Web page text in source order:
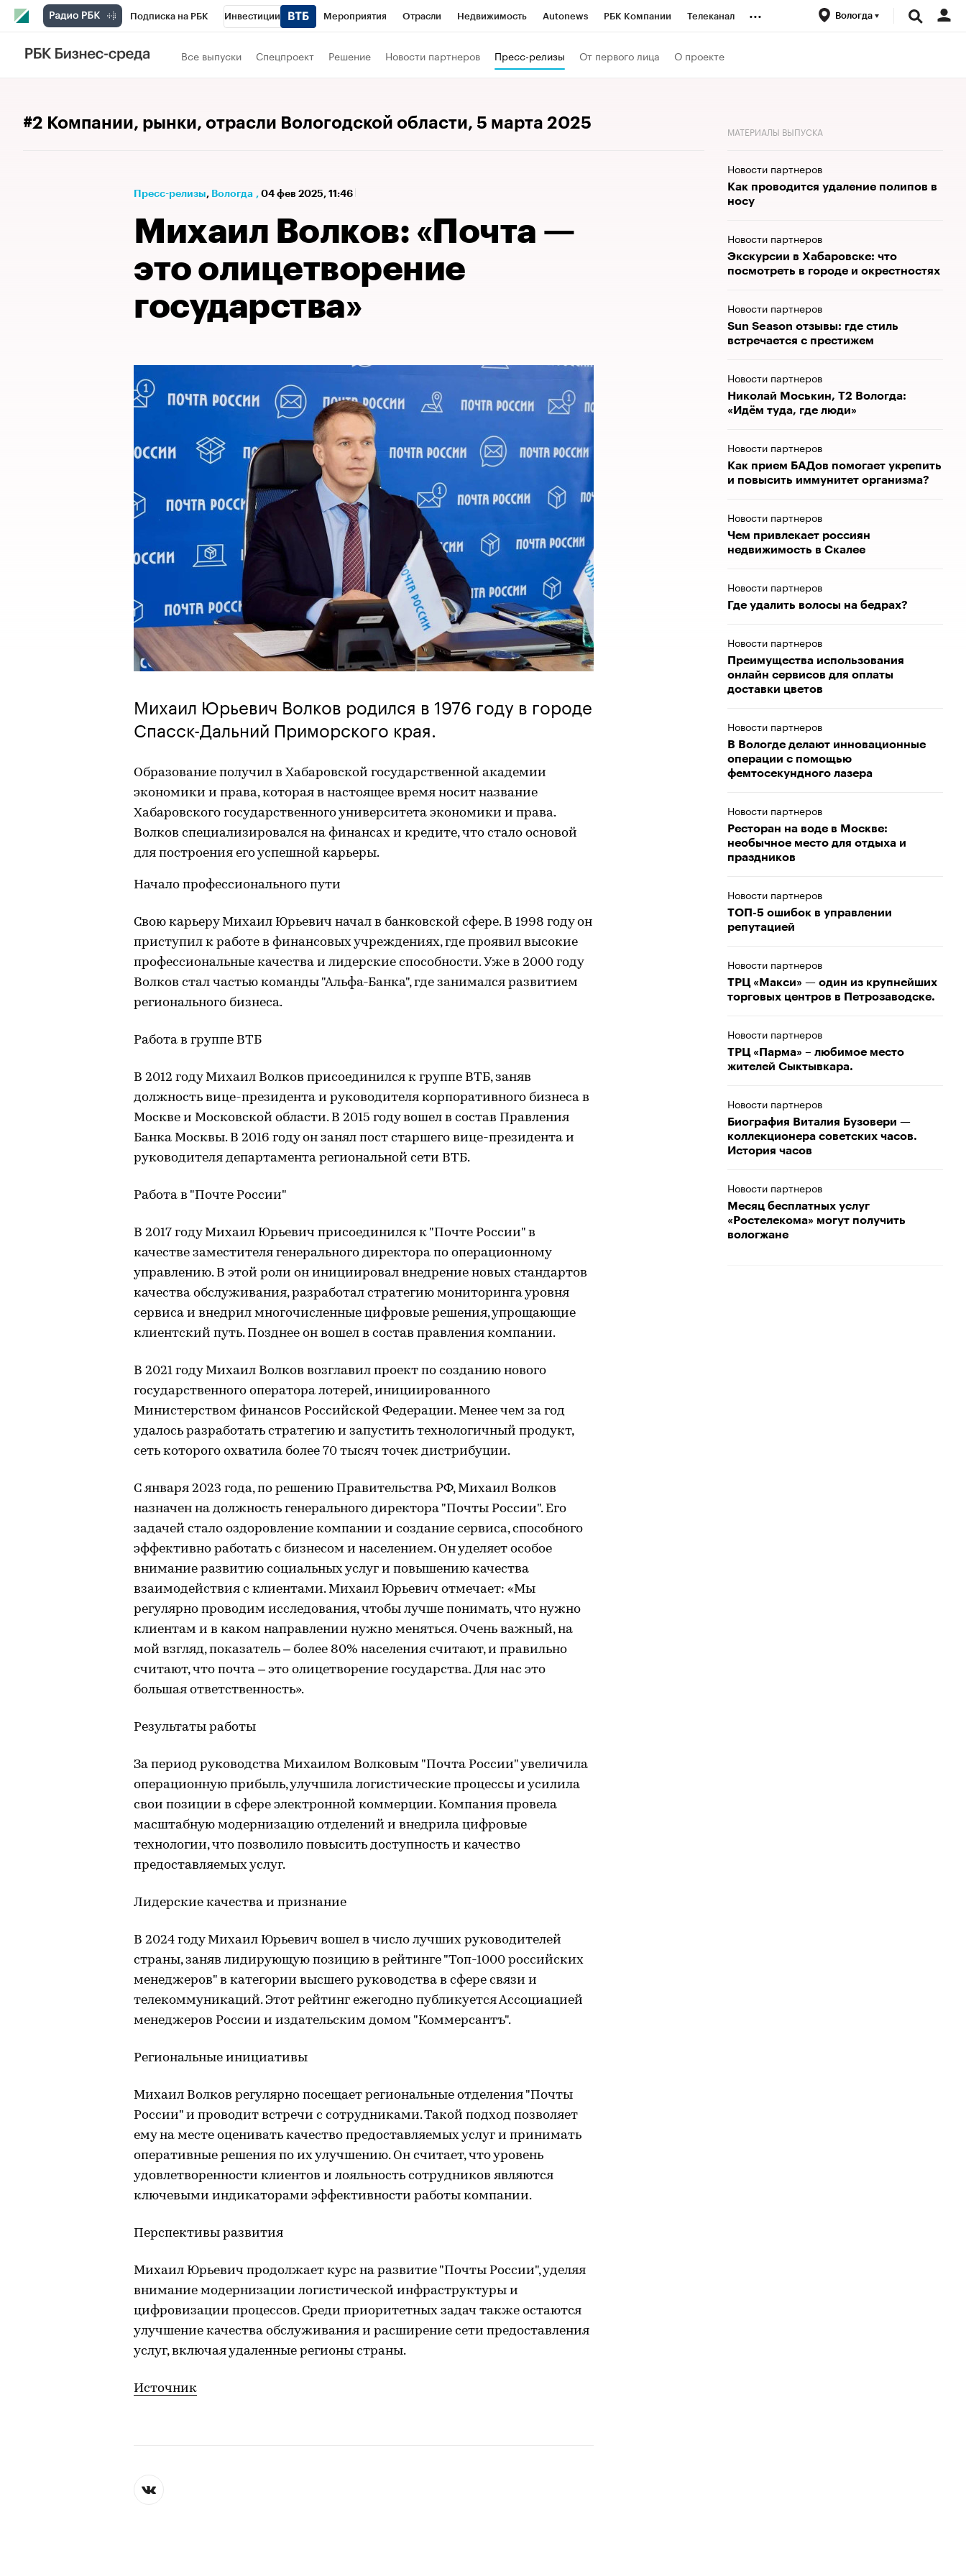
Подписка на РБК Инвестиции Мероприятия Отрасли Недвижимость Autonews РБК Компании Телеканал
РБК Вино
Спецпроекты СПб
... Вологда
Все выпуски Спецпроект Решение Новости партнеров Пресс-релизы От первого лица О проекте
#2 Компании, рынки, отрасли Вологодской области, 5 марта 2025
Пресс-релизы⁠, Вологда , 04 фев 2025, 11:46
Михаил Волков: «Почта —
это олицетворение
государства»
Михаил Юрьевич Волков родился в 1976 году в городе
Спасск-Дальний Приморского края.
Образование получил в Хабаровской государственной академии
экономики и права, которая в настоящее время носит название
Хабаровского государственного университета экономики и права.
Волков специализировался на финансах и кредите, что стало основой
для построения его успешной карьеры.
Начало профессионального пути
Свою карьеру Михаил Юрьевич начал в банковской сфере. В 1998 году он
приступил к работе в финансовых учреждениях, где проявил высокие
профессиональные качества и лидерские способности. Уже в 2000 году
Волков стал частью команды "Альфа-Банка", где занимался развитием
регионального бизнеса.
Работа в группе ВТБ
В 2012 году Михаил Волков присоединился к группе ВТБ, заняв
должность вице-президента и руководителя корпоративного бизнеса в
Москве и Московской области. В 2015 году вошел в состав Правления
Банка Москвы. В 2016 году он занял пост старшего вице-президента и
руководителя департамента региональной сети ВТБ.
Работа в "Почте России"
В 2017 году Михаил Юрьевич присоединился к "Почте России" в
качестве заместителя генерального директора по операционному
управлению. В этой роли он инициировал внедрение новых стандартов
качества обслуживания, разработал стратегию мониторинга уровня
сервиса и внедрил многочисленные цифровые решения, упрощающие
клиентский путь. Позднее он вошел в состав правления компании.
В 2021 году Михаил Волков возглавил проект по созданию нового
государственного оператора лотерей, инициированного
Министерством финансов Российской Федерации. Менее чем за год
удалось разработать стратегию и запустить технологичный продукт,
сеть которого охватила более 70 тысяч точек дистрибуции.
С января 2023 года, по решению Правительства РФ, Михаил Волков
назначен на должность генерального директора "Почты России". Его
задачей стало оздоровление компании и создание сервиса, способного
эффективно работать с бизнесом и населением. Он уделяет особое
внимание развитию социальных услуг и повышению качества
взаимодействия с клиентами. Михаил Юрьевич отмечает: «Мы
регулярно проводим исследования, чтобы лучше понимать, что нужно
клиентам и в каком направлении нужно меняться. Очень важный, на
мой взгляд, показатель – более 80% населения считают, и правильно
считают, что почта – это олицетворение государства. Для нас это
большая ответственность».
Результаты работы
За период руководства Михаилом Волковым "Почта России" увеличила
операционную прибыль, улучшила логистические процессы и усилила
свои позиции в сфере электронной коммерции. Компания провела
масштабную модернизацию отделений и внедрила цифровые
технологии, что позволило повысить доступность и качество
предоставляемых услуг.
Лидерские качества и признание
В 2024 году Михаил Юрьевич вошел в число лучших руководителей
страны, заняв лидирующую позицию в рейтинге "Топ-1000 российских
менеджеров" в категории высшего руководства в сфере связи и
телекоммуникаций. Этот рейтинг ежегодно публикуется Ассоциацией
менеджеров России и издательским домом "Коммерсантъ".
Региональные инициативы
Михаил Волков регулярно посещает региональные отделения "Почты
России" и проводит встречи с сотрудниками. Такой подход позволяет
ему на месте оценивать качество предоставляемых услуг и принимать
оперативные решения по их улучшению. Он считает, что уровень
удовлетворенности клиентов и лояльность сотрудников являются
ключевыми индикаторами эффективности работы компании.
Перспективы развития
Михаил Юрьевич продолжает курс на развитие "Почты России", уделяя
внимание модернизации логистической инфраструктуры и
цифровизации процессов. Среди приоритетных задач также остаются
улучшение качества обслуживания и расширение сети предоставления
услуг, включая удаленные регионы страны.
Источник
МАТЕРИАЛЫ ВЫПУСКА
Новости партнеров
Как проводится удаление полипов в
носу
Новости партнеров
Экскурсии в Хабаровске: что
посмотреть в городе и окрестностях
Новости партнеров
Sun Season отзывы: где стиль
встречается с престижем
Новости партнеров
Николай Моськин, Т2 Вологда:
«Идём туда, где люди»
Новости партнеров
Как прием БАДов помогает укрепить
и повысить иммунитет организма?
Новости партнеров
Чем привлекает россиян
недвижимость в Скалее
Новости партнеров
Где удалить волосы на бедрах?
Новости партнеров
Преимущества использования
онлайн сервисов для оплаты
доставки цветов
Новости партнеров
В Вологде делают инновационные
операции с помощью
фемтосекундного лазера
Новости партнеров
Ресторан на воде в Москве:
необычное место для отдыха и
праздников
Новости партнеров
ТОП-5 ошибок в управлении
репутацией
Новости партнеров
ТРЦ «Макси» — один из крупнейших
торговых центров в Петрозаводске.
Новости партнеров
ТРЦ «Парма» – любимое место
жителей Сыктывкара.
Новости партнеров
Биография Виталия Бузовери —
коллекционера советских часов.
История часов
Новости партнеров
Месяц бесплатных услуг
«Ростелекома» могут получить
вологжане